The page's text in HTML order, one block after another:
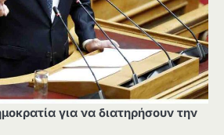
για να διατηρήσουν την